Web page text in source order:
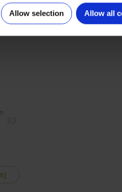
Allow selection Allow all